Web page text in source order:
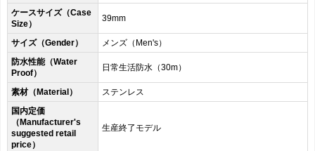
ケースサイズ（Case
Size）
39mm
サイズ（Gender）
メンズ（Men's）
防水性能（Water
Proof）
日常生活防水（30m）
素材（Material）
ステンレス
国内定価
（Manufacturer's
suggested retail
price）
生産終了モデル